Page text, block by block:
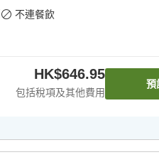
不連餐飲
HK$646.95
包括稅項及其他費用
預